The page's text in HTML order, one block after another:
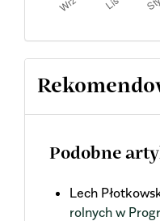
Podobne
Lech
rolnych w